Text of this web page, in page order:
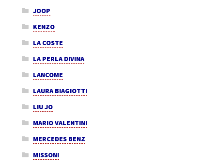
JOOP
KENZO
LA COSTE
LA PERLA DIVINA
LANCOME
LAURA BIAGIOTTI
LIU JO
MARIO VALENTINI
MERCEDES BENZ
MISSONI